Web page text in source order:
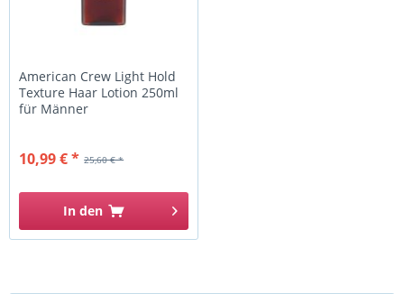
American Crew Light Hold
Texture Haar Lotion 250ml
für Männer
25,60 € *
10,99 € *
In den